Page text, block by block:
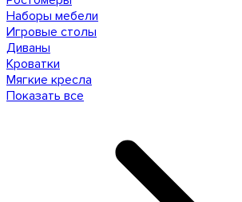
Наборы мебели
Игровые столы
Диваны
Кроватки
Мягкие кресла
Показать все